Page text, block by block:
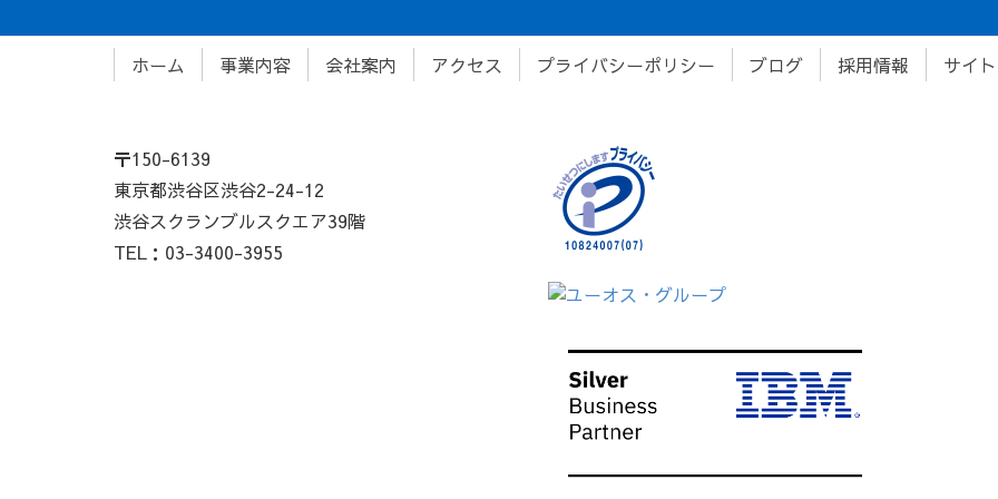
ホーム 事業内容 会社案内 アクセス プライバシーポリシー ブログ 採用情報 サイ
〒150-6139
東京都渋谷区渋谷2-24-12
渋谷スクランブルスクエア39階
TEL：03-3400-3955